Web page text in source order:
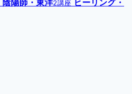
陰陽師・東洋2講座 ヒーリング・